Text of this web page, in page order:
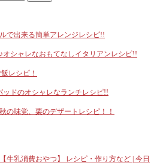
で出来る簡単アレンジレシピ!!
オシャレなおもてなしイタリアンレシピ!!
レシピ！
ッドのオシャレなランチレシピ!!
の味覚、栗のデザートレシピ！！
牛乳消費おやつ】 レシピ・作り方など | 今日